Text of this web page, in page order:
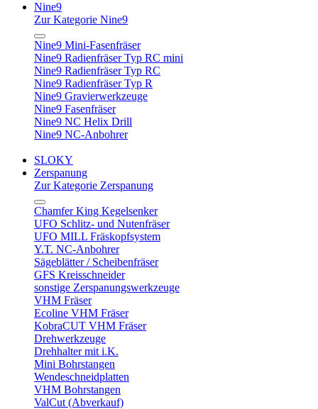
Nine9
Zur Kategorie Nine9
Nine9 Mini-Fasenfräser
Nine9 Radienfräser Typ RC mini
Nine9 Radienfräser Typ RC
Nine9 Radienfräser Typ R
Nine9 Gravierwerkzeuge
Nine9 Fasenfräser
Nine9 NC Helix Drill
Nine9 NC-Anbohrer
SLOKY
Zerspanung
Zur Kategorie Zerspanung
Chamfer King Kegelsenker
UFO Schlitz- und Nutenfräser
UFO MILL Fräskopfsystem
Y.T. NC-Anbohrer
Sägeblätter / Scheibenfräser
GFS Kreisschneider
sonstige Zerspanungswerkzeuge
VHM Fräser
Ecoline VHM Fräser
KobraCUT VHM Fräser
Drehwerkzeuge
Drehhalter mit i.K.
Mini Bohrstangen
Wendeschneidplatten
VHM Bohrstangen
ValCut (Abverkauf)